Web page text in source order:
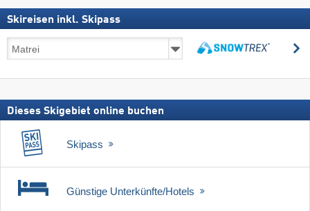
Skireisen inkl. Skipass
inkl.
Dieses Skigebiet online buchen
Skipass
Günstige Unterkünfte/Hotels